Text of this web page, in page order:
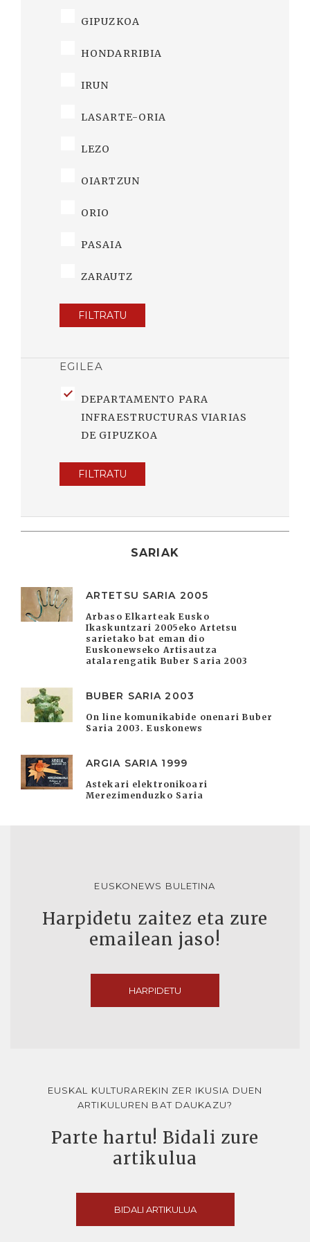
GIPUZKOA
HONDARRIBIA
IRUN
LASARTE-ORIA
LEZO
OIARTZUN
ORIO
PASAIA
ZARAUTZ
FILTRATU
EGILEA
DEPARTAMENTO PARA
INFRAESTRUCTURAS VIARIAS
DE GIPUZKOA
FILTRATU
SARIAK
ARTETSU SARIA 2005
Arbaso Elkarteak Eusko
Ikaskuntzari 2005eko Artetsu
sarietako bat eman dio
Euskonewseko Artisautza
atalarengatik Buber Saria 2003
BUBER SARIA 2003
On line komunikabide onenari Buber
Saria 2003. Euskonews
ARGIA SARIA 1999
Astekari elektronikoari
Merezimenduzko Saria
EUSKONEWS BULETINA
Harpidetu zaitez eta zure
emailean jaso!
HARPIDETU
EUSKAL KULTURAREKIN ZER IKUSIA DUEN
ARTIKULUREN BAT DAUKAZU?
Parte hartu! Bidali zure
artikulua
BIDALI ARTIKULUA